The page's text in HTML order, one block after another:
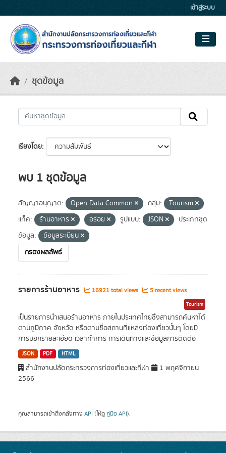
เข้าสู่ระบบ
ชุดข้อมูล
เรียงโดย
พบ 1 ชุดข้อมูล
สัญญาอนุญาต: Open Data Common กลุ่ม:
Tourism
แท็ค:
ร้านอาหาร อร่อย รูปแบบ: JSON
ประเภทชุด
ข้อมูล:
ข้อมูลระเบียน
กรองผลลัพธ์
รายการร้านอาหาร 16921 total views 5 recent views
Tourism
เป็นรายการนำเสนอร้านอาหาร ภายในประเทศไทยซึ่งสามารถค้นหาได้
ตามภูมิภาค จังหวัด หรือตามชื่อสถานที่แหล่งท่องเที่ยวนั้นๆ โดยมี
การบอกรายละเอียด เวลาทำการ การเดินทางและข้อมูลการติดต่อ
JSON PDF HTML
สำนักงานปลัดกระทรวงการท่องเที่ยวและกีฬา
1 พฤศจิกายน
2566
คุณสามารถเข้าถึงคลังทาง API (ให้ดู คู่มือ API).